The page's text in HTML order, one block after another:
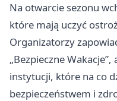
Na otwarcie sezonu
które mają uczyć
Organizatorzy
„Bezpieczne
instytucji, które na co
bezpieczeństwem i